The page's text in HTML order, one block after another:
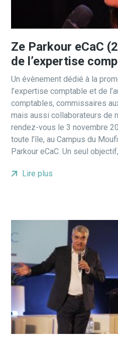
Ze Parkour eCaC
de l’expertise
Un évènement dédié à la
l’expertise comptable et de
comptables, commissaires
mais aussi collaborateurs de
rendez-vous le 3 novembre
toute l’île, au Campus du
Parkour eCaC. Un seul
Lire plus